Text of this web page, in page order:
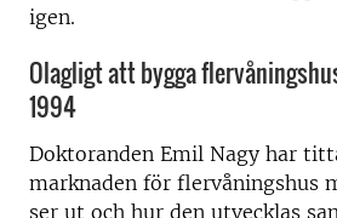
igen.
Olagligt att bygga
1994
Doktoranden Emil Nagy har
marknaden för flervåningshus
ser ut och hur den utvecklas